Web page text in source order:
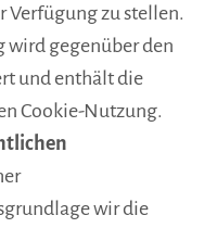
Verfügung zu stellen.
gegenüber den
und enthält die
Cookie-Nutzung.
wir die